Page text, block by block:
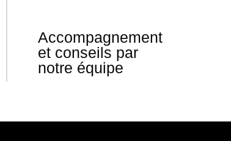
Accompagnement
et conseils par
notre équipe